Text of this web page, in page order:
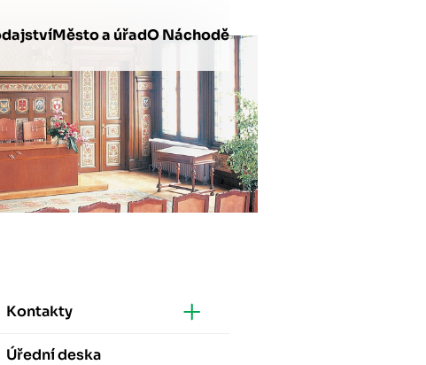
Město a úřadO Náchodě
Kontakty
Úřední deska